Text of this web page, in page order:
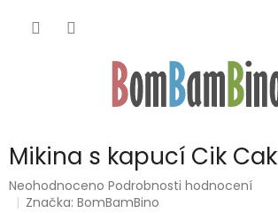
Mikina s kapucí Cik Cak
Průměrné
hodnocení
Neohodnoceno Podrobnosti hodnocení
Značka:BomBamBino